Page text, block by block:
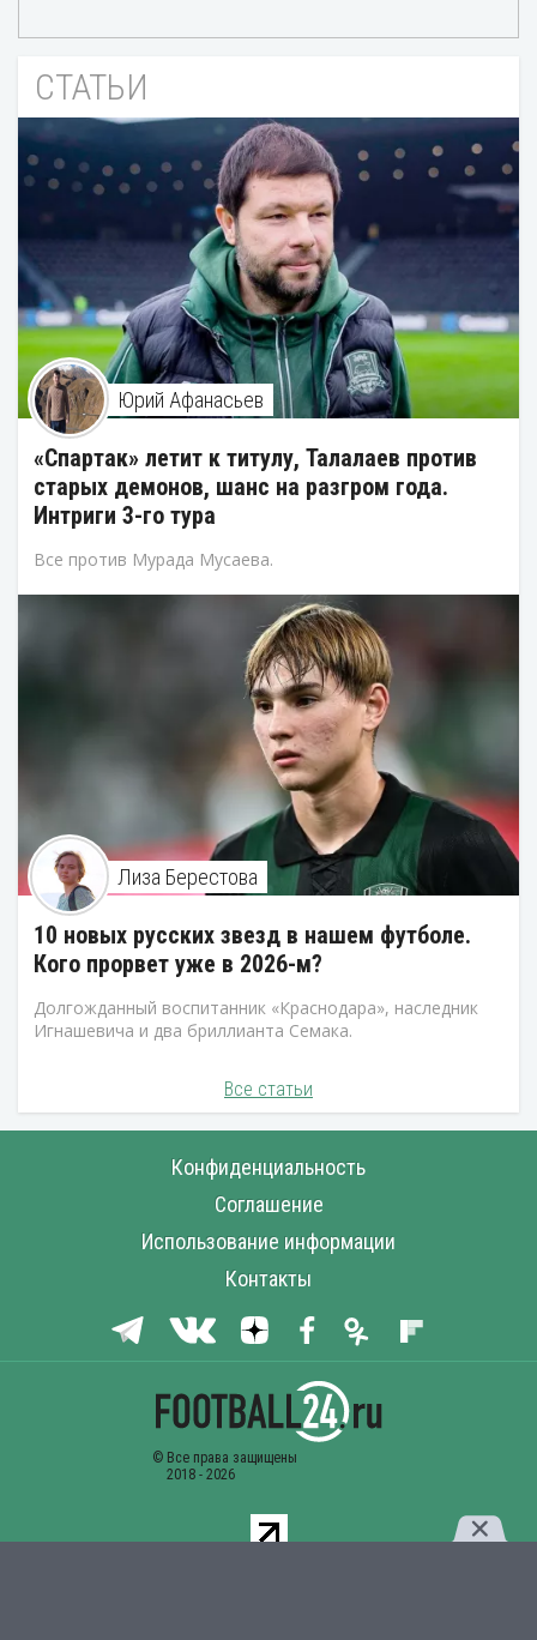
СТАТЬИ
Юрий Афанасьев
«Спартак» летит к титулу, Талалаев против
старых демонов, шанс на разгром года.
Интриги 3-го тура
Все против Мурада Мусаева.
Лиза Берестова
10 новых русских звезд в нашем футболе.
Кого прорвет уже в 2026-м?
Долгожданный воспитанник «Краснодара», наследник
Игнашевича и два бриллианта Семака.
Все статьи
Конфиденциальность
Соглашение
Использование информации
Контакты